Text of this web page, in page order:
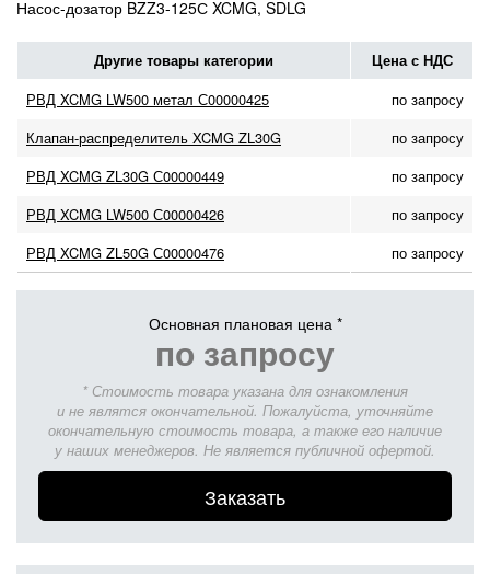
Насос-дозатор BZZ3-125С XCMG, SDLG
Другие товары категории Цена с НДС
РВД XCMG LW500 метал С00000425
по запросу
Клапан-распределитель XCMG ZL30G
по запросу
РВД XCMG ZL30G С00000449
по запросу
РВД XCMG LW500 С00000426
по запросу
РВД XCMG ZL50G С00000476
по запросу
Основная плановая цена *
по запросу
* Стоимость товара указана для ознакомления
и не являтся окончательной. Пожалуйста, уточняйте
окончательную стоимость товара, а также его наличие
у наших менеджеров. Не является публичной офертой.
Заказать